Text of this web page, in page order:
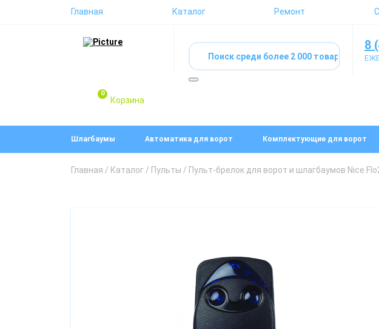
Главная Каталог Ремонт
8
0
Корзина
Шлагбаумы Автоматика для ворот Комплектующие для ворот
Главная / Каталог / Пульты / Пульт-брелок для ворот и шлагбаумов Nice